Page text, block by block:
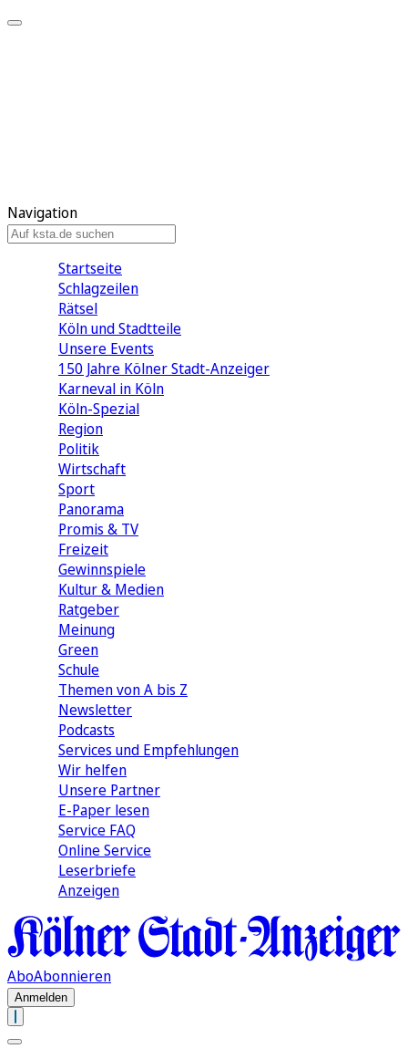
Navigation
Startseite
Schlagzeilen
Rätsel
Köln und Stadtteile
Unsere Events
150 Jahre Kölner Stadt-Anzeiger
Karneval in Köln
Köln-Spezial
Region
Politik
Wirtschaft
Sport
Panorama
Promis & TV
Freizeit
Gewinnspiele
Kultur & Medien
Ratgeber
Meinung
Green
Schule
Themen von A bis Z
Newsletter
Podcasts
Services und Empfehlungen
Wir helfen
Unsere Partner
E-Paper lesen
Service FAQ
Online Service
Leserbriefe
Anzeigen
AboAbonnieren
Anmelden